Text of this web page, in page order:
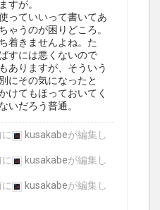
すが。
っていいって書いてあ
ゃうのが困りどころ。
着きませんよね。た
すには悪くないので
ありますが、そういう
にその気になったと
けてもほっておいてく
いだろう普通。
kusakabeが編集し
kusakabeが編集し
kusakabeが編集し